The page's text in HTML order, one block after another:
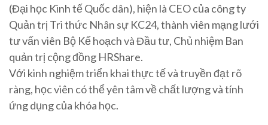
(Đại học Kinh tế Quốc dân), hiện là CEO của công ty
Quản trị Tri thức Nhân sự KC24, thành viên mạng lưới
tư vấn viên Bộ Kế hoạch và Đầu tư, Chủ nhiệm Ban
quản trị cộng đồng HRShare.
Với kinh nghiệm triển khai thực tế và truyền đạt rõ
ràng, học viên có thể yên tâm về chất lượng và tính
ứng dụng của khóa học.